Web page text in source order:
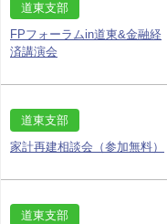
道東支部
FPフォーラムin道東&金融経
済講演会
道東支部
家計再建相談会（参加無料）
道東支部